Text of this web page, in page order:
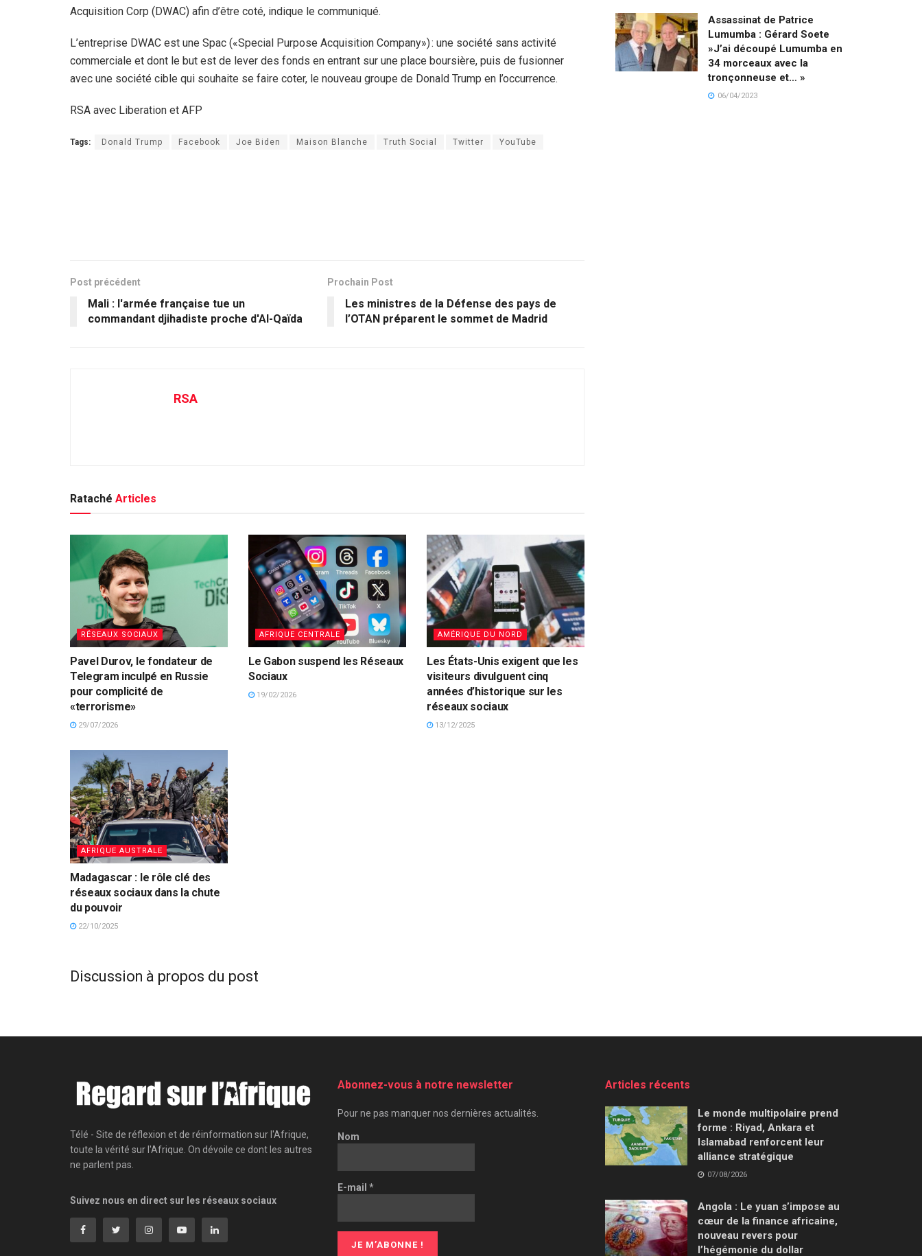
Acquisition Corp (DWAC) afin d’être coté, indique le communiqué.
L’entreprise DWAC est une Spac («Special Purpose Acquisition Company») : une société sans activité
commerciale et dont le but est de lever des fonds en entrant sur une place boursière, puis de fusionner
avec une société cible qui souhaite se faire coter, le nouveau groupe de Donald Trump en l’occurrence.
RSA avec Liberation et AFP
Tags: Donald Trump Facebook Joe Biden Maison Blanche Truth Social Twitter YouTube
Post précédent
Mali : l'armée française tue un
commandant djihadiste proche d'Al-Qaïda
Prochain Post
Les ministres de la Défense des pays de
l’OTAN préparent le sommet de Madrid
RSA
Rataché Articles
RÉSEAUX SOCIAUX
Pavel Durov, le fondateur de
Telegram inculpé en Russie
pour complicité de
«terrorisme»
29/07/2026
AFRIQUE CENTRALE
Le Gabon suspend les Réseaux
Sociaux
19/02/2026
AMÉRIQUE DU NORD
Les États-Unis exigent que les
visiteurs divulguent cinq
années d’historique sur les
réseaux sociaux
13/12/2025
AFRIQUE AUSTRALE
Madagascar : le rôle clé des
réseaux sociaux dans la chute
du pouvoir
22/10/2025
Discussion à propos du post
Assassinat de Patrice
Lumumba : Gérard Soete
»J’ai découpé Lumumba en
34 morceaux avec la
tronçonneuse et… »
06/04/2023
Télé - Site de réflexion et de réinformation sur l'Afrique,
toute la vérité sur l'Afrique. On dévoile ce dont les autres
ne parlent pas.
Suivez nous en direct sur les réseaux sociaux
Abonnez-vous à notre newsletter
Pour ne pas manquer nos dernières actualités.
Nom
E-mail *
Articles récents
Le monde multipolaire prend
forme : Riyad, Ankara et
Islamabad renforcent leur
alliance stratégique
07/08/2026
Angola : Le yuan s’impose au
cœur de la finance africaine,
nouveau revers pour
l’hégémonie du dollar